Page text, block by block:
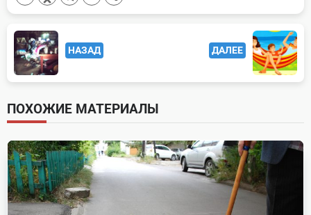
<span
class="nav-
subtitle
screen-
reader-
text">Page</span>
НАЗАД ДАЛЕЕ
ПОХОЖИЕ МАТЕРИАЛЫ